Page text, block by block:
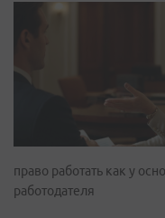
право работать как у
работодателя